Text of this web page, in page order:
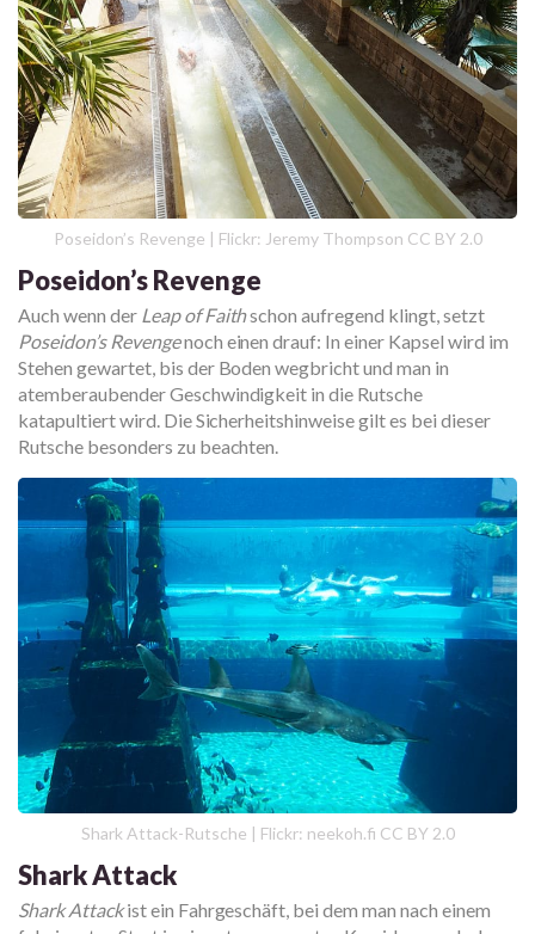
Poseidon’s Revenge | Flickr: Jeremy Thompson CC BY 2.0
Poseidon’s Revenge
Auch wenn der Leap of Faithschon aufregend klingt, setzt
Poseidon’s Revengenoch einen drauf: In einer Kapsel wird im
Stehen gewartet, bis der Boden wegbricht und man in
atemberaubender Geschwindigkeit in die Rutsche
katapultiert wird. Die Sicherheitshinweise gilt es bei dieser
Rutsche besonders zu beachten.
Shark Attack-Rutsche | Flickr: neekoh.fi CC BY 2.0
Shark Attack
Shark Attackist ein Fahrgeschäft, bei dem man nach einem